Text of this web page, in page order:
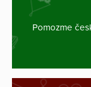
Pomozme